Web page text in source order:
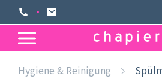
Hygiene & Reinigung